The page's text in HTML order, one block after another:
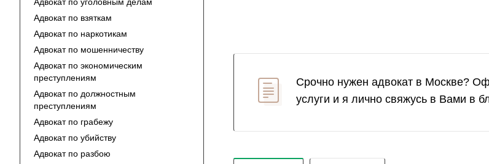
Срочно нужен адвокат в Москве?
услуги и я лично свяжусь в Вами в
Адвокат по взяткам
Адвокат по наркотикам
Адвокат по мошенничеству
Адвокат по экономическим
преступлениям
Адвокат по должностным
преступлениям
Адвокат по грабежу
Адвокат по убийству
Адвокат по разбою